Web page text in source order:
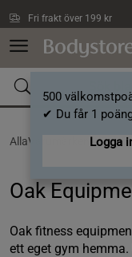
Fri frakt över 199 kr
500
✔ Du får 1
Logga
AllaVarumärken /Oak
Oak
Oak fitness
ett eget gym